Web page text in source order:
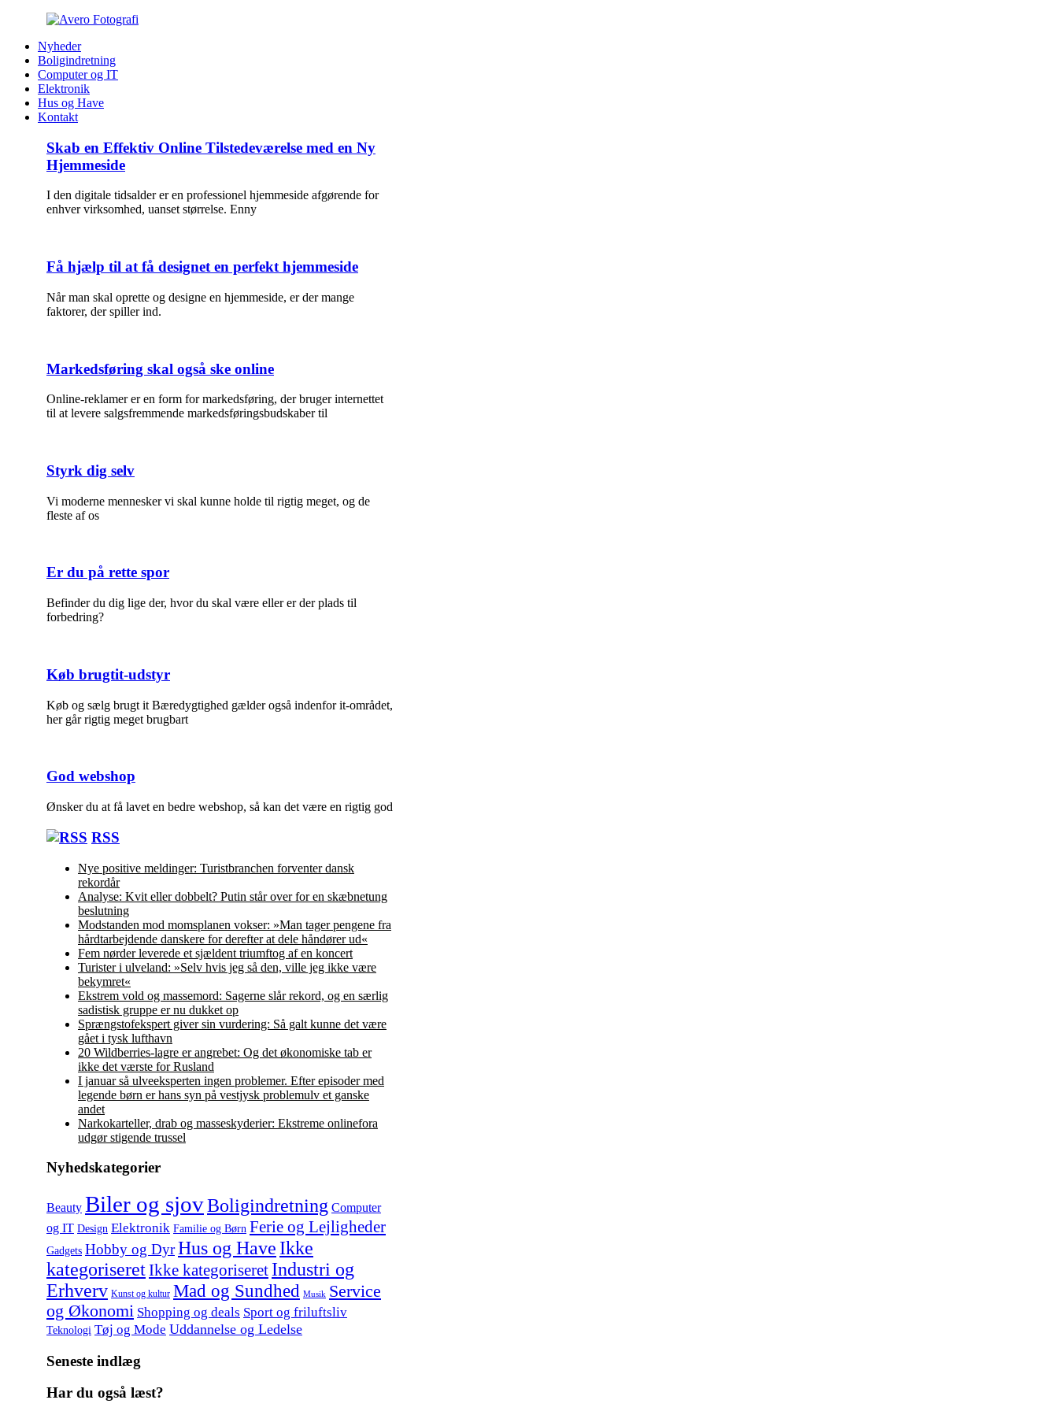
Nyheder
Boligindretning
Computer og IT
Elektronik
Hus og Have
Kontakt
Skab en Effektiv Online Tilstedeværelse med en Ny
Hjemmeside
I den digitale tidsalder er en professionel hjemmeside afgørende for
enhver virksomhed, uanset størrelse. Enny
Få hjælp til at få designet en perfekt hjemmeside
Når man skal oprette og designe en hjemmeside, er der mange
faktorer, der spiller ind.
Markedsføring skal også ske online
Online-reklamer er en form for markedsføring, der bruger internettet
til at levere salgsfremmende markedsføringsbudskaber til
Styrk dig selv
Vi moderne mennesker vi skal kunne holde til rigtig meget, og de
fleste af os
Er du på rette spor
Befinder du dig lige der, hvor du skal være eller er der plads til
forbedring?
Køb brugtit-udstyr
Køb og sælg brugt it Bæredygtighed gælder også indenfor it-området,
her går rigtig meget brugbart
God webshop
Ønsker du at få lavet en bedre webshop, så kan det være en rigtig god
RSS
Nye positive meldinger: Turistbranchen forventer dansk
rekordår
Analyse: Kvit eller dobbelt? Putin står over for en skæbnetung
beslutning
Modstanden mod momsplanen vokser: »Man tager pengene fra
hårdtarbejdende danskere for derefter at dele håndører ud«
Fem nørder leverede et sjældent triumftog af en koncert
Turister i ulveland: »Selv hvis jeg så den, ville jeg ikke være
bekymret«
Ekstrem vold og massemord: Sagerne slår rekord, og en særlig
sadistisk gruppe er nu dukket op
Sprængstofekspert giver sin vurdering: Så galt kunne det være
gået i tysk lufthavn
20 Wildberries-lagre er angrebet: Og det økonomiske tab er
ikke det værste for Rusland
I januar så ulveeksperten ingen problemer. Efter episoder med
legende børn er hans syn på vestjysk problemulv et ganske
andet
Narkokarteller, drab og masseskyderier: Ekstreme onlinefora
udgør stigende trussel
Nyhedskategorier
Beauty Biler og sjovBoligindretning Computer
og IT Design Elektronik Familie og Børn Ferie og Lejligheder
Gadgets Hobby og DyrHus og Have Ikke
kategoriseretIkke kategoriseret Industri og
Erhverv Kunst og kultur Mad og Sundhed Musik Service
og Økonomi Shopping og deals Sport og friluftsliv
Teknologi Tøj og Mode Uddannelse og Ledelse
Seneste indlæg
Har du også læst?